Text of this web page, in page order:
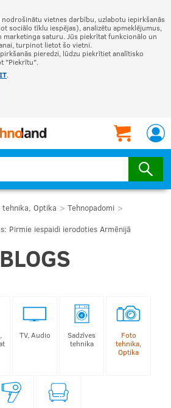
nodrošinātu vietnes darbību, uzlabotu iepirkšanās
sociālo tīklu iespējas), analizētu apmeklējumus,
marketinga saturu. Jūs piekrītat funkcionālo un
turpinot lietot šo vietni.
pieredzi, lūdzu piekrītiet analītisko
"Piekrītu".
.
tehnika, Optika
Tehnopadomi
Pirmie iespaidi ierodoties Armēnijā
BLOGS
TV, Audio
Sadzīves
tehnika
Foto
tehnika,
Optika